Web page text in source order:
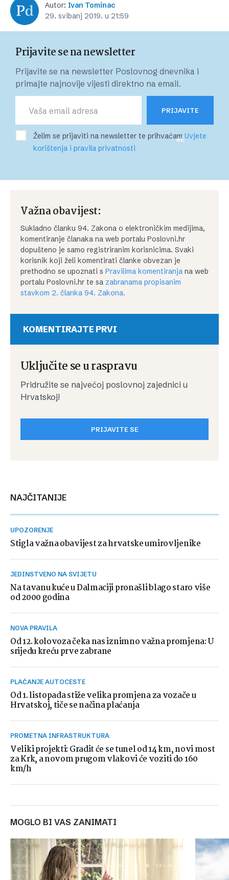
Autor: Ivan Tominac
29. svibanj 2019. u 21:59
Prijavite se na newsletter
Prijavite se na newsletter Poslovnog dnevnika i
primajte najnovije vijesti direktno na email.
PRIJAVITE
SE
Želim se prijaviti na newsletter te prihvaćamUvjete
korištenja i pravila privatnosti
Važna obavijest:
Sukladno članku 94. Zakona o elektroničkim medijima,
komentiranje članaka na web portalu Poslovni.hr
dopušteno je samo registriranim korisnicima. Svaki
korisnik koji želi komentirati članke obvezan je
prethodno se upoznati s Pravilima komentiranja na web
portalu Poslovni.hr te sa zabranama propisanim
stavkom 2. članka 94. Zakona.
KOMENTIRAJTE PRVI
Uključite se u raspravu
Pridružite se najvećoj poslovnoj zajednici u
Hrvatskoj!
PRIJAVITE SE
NAJČITANIJE
UPOZORENJE
Stigla važna obavijest za hrvatske umirovljenike
JEDINSTVENO NA SVIJETU
Na tavanu kuće u Dalmaciji pronašli blago staro više
od 2000 godina
NOVA PRAVILA
Od 12. kolovoza čeka nas iznimno važna promjena: U
srijedu kreću prve zabrane
PLAĆANJE AUTOCESTE
Od 1. listopada stiže velika promjena za vozače u
Hrvatskoj, tiče se načina plaćanja
PROMETNA INFRASTRUKTURA
Veliki projekti: Gradit će se tunel od 14 km, novi most
za Krk, a novom prugom vlakovi će voziti do 160
km/h
MOGLO BI VAS ZANIMATI